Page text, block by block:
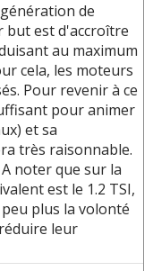
de
but est d'accroître
au maximum
cela, les moteurs
Pour revenir à ce
pour animer
et sa
très raisonnable.
noter que sur la
est le 1.2 TSI,
plus la volonté
leur